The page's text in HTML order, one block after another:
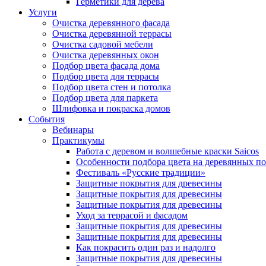
Услуги
Очистка деревянного фасада
Очистка деревянной террасы
Очистка садовой мебели
Очистка деревянных окон
Подбор цвета фасада дома
Подбор цвета для террасы
Подбор цвета стен и потолка
Подбор цвета для паркета
Шлифовка и покраска домов
События
Вебинары
Практикумы
Работа с деревом и волшебные краски Saicos
Особенности подбора цвета на деревянных
Фестиваль «Русские традиции»
Защитные покрытия для древесины
Защитные покрытия для древесины
Защитные покрытия для древесины
Уход за террасой и фасадом
Защитные покрытия для древесины
Защитные покрытия для древесины
Как покрасить один раз и надолго
Защитные покрытия для древесины